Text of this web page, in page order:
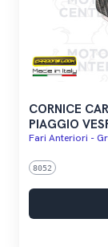
CORNICE
PIAGGIO
Fari Anteriori -
8052